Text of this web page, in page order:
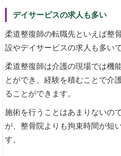
デイサービスの求人も多い
柔道整復師の転職先といえば整
設やデイサービスの求人も多いで
柔道整復師は介護の現場では機
とができ、経験を積むことで介
ることができます。
施術を行うことはあまりないの
が、整骨院よりも拘束時間が短
す。